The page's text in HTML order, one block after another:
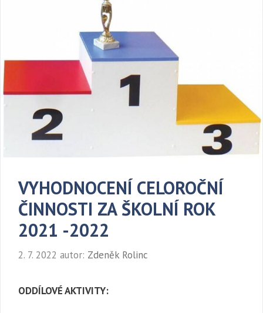
VYHODNOCENÍ CELOROČNÍ
ČINNOSTI ZA ŠKOLNÍ ROK
2021 -2022
2. 7. 2022 autor: Zdeněk Rolinc
ODDÍLOVÉ AKTIVITY: